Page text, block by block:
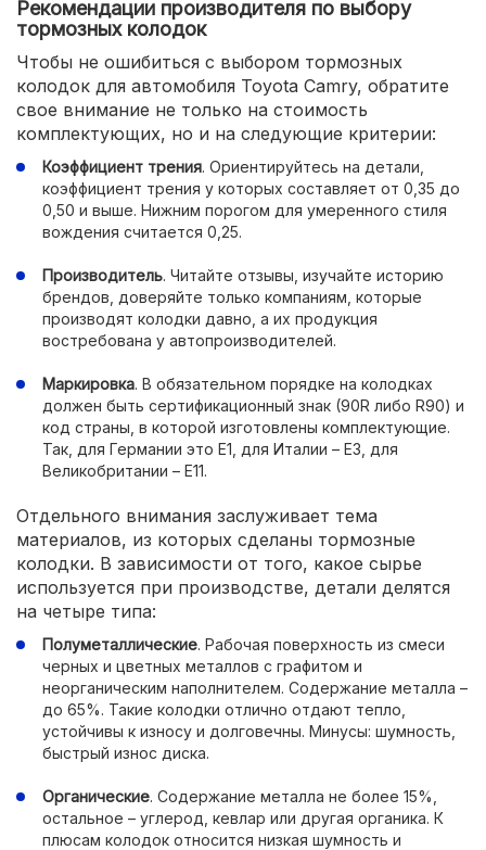
Рекомендации производителя по выбору
тормозных колодок
Чтобы не ошибиться с выбором тормозных
колодок для автомобиля Toyota Camry, обратите
свое внимание не только на стоимость
комплектующих, но и на следующие критерии:
Коэффициент трения. Ориентируйтесь на детали,
коэффициент трения у которых составляет от 0,35 до
0,50 и выше. Нижним порогом для умеренного стиля
вождения считается 0,25.
Производитель. Читайте отзывы, изучайте историю
брендов, доверяйте только компаниям, которые
производят колодки давно, а их продукция
востребована у автопроизводителей.
Маркировка. В обязательном порядке на колодках
должен быть сертификационный знак (90R либо R90) и
код страны, в которой изготовлены комплектующие.
Так, для Германии это Е1, для Италии – Е3, для
Великобритании – Е11.
Отдельного внимания заслуживает тема
материалов, из которых сделаны тормозные
колодки. В зависимости от того, какое сырье
используется при производстве, детали делятся
на четыре типа:
Полуметаллические. Рабочая поверхность из смеси
черных и цветных металлов с графитом и
неорганическим наполнителем. Содержание металла –
до 65%. Такие колодки отлично отдают тепло,
устойчивы к износу и долговечны. Минусы: шумность,
быстрый износ диска.
Органические. Содержание металла не более 15%,
остальное – углерод, кевлар или другая органика. К
плюсам колодок относится низкая шумность и